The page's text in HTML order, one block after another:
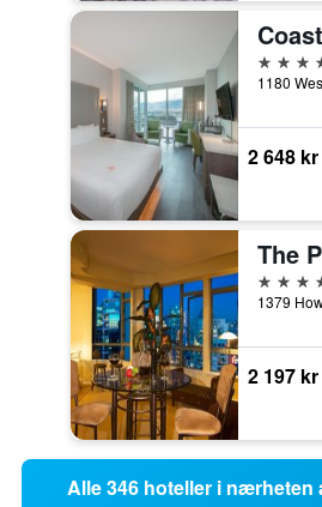
4
2 648 kr
4
2 197 kr
Alle 346 hoteller i nærheten